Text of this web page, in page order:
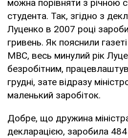
можна порівняти з річною
студента. Так, згідно з
Луценко в 2007 році
гривень. Як пояснили
МВС, весь минулий рік
безробітним,
грудні, зате відразу
маленький заробіток.
Добре, що дружина
декларацією, заробила